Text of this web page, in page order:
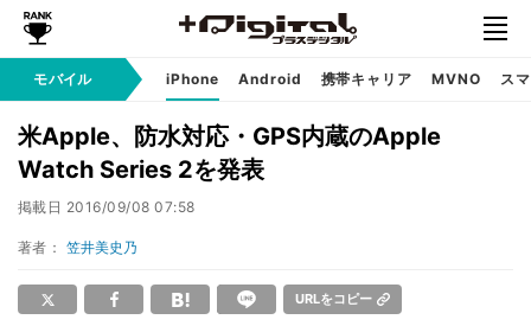
モバイル iPhone Android 携帯キャリア MVNO ス
米Apple、防水対応・GPS内蔵のApple
Watch Series 2を発表
掲載日 2016/09/08 07:58
著者： 笠井美史乃
URLをコピー